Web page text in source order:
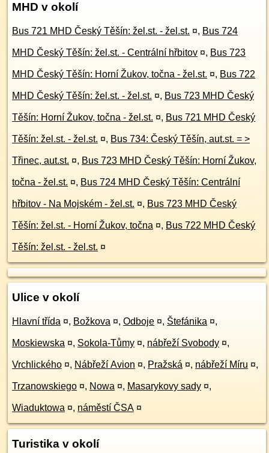
MHD v okolí
Bus 721 MHD Český Těšín: žel.st. - žel.st. ¤, Bus 724
MHD Český Těšín: žel.st. - Centrální hřbitov ¤, Bus 723
MHD Český Těšín: Horní Žukov, točna - žel.st. ¤, Bus 722
MHD Český Těšín: žel.st. - žel.st. ¤, Bus 723 MHD Český
Těšín: Horní Žukov, točna - žel.st. ¤, Bus 721 MHD Český
Těšín: žel.st. - žel.st. ¤, Bus 734: Český Těšín, aut.st. = >
Třinec, aut.st. ¤, Bus 723 MHD Český Těšín: Horní Žukov,
točna - žel.st. ¤, Bus 724 MHD Český Těšín: Centrální
hřbitov - Na Mojském - žel.st. ¤, Bus 723 MHD Český
Těšín: žel.st. - Horní Žukov, točna ¤, Bus 722 MHD Český
Těšín: žel.st. - žel.st. ¤
Ulice v okolí
Hlavní třída ¤, Božkova ¤, Odboje ¤, Štefánika ¤,
Moskiewska ¤, Sokola-Tůmy ¤, nábřeží Svobody ¤,
Vrchlického ¤, Nábřeží Avion ¤, Pražská ¤, nábřeží Míru ¤,
Trzanowskiego ¤, Nowa ¤, Masarykovy sady ¤,
Wiaduktowa ¤, náměstí ČSA ¤
Turistika v okolí